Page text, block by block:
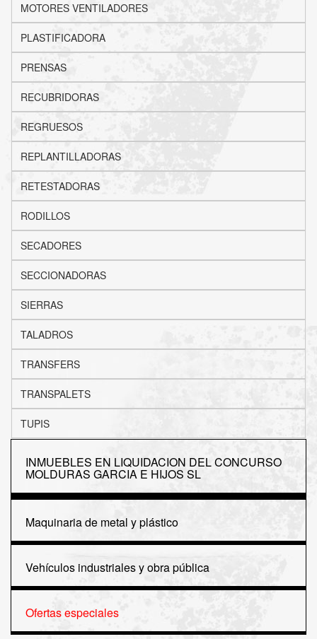
MOTORES VENTILADORES
PLASTIFICADORA
PRENSAS
RECUBRIDORAS
REGRUESOS
REPLANTILLADORAS
RETESTADORAS
RODILLOS
SECADORES
SECCIONADORAS
SIERRAS
TALADROS
TRANSFERS
TRANSPALETS
TUPIS
INMUEBLES EN LIQUIDACION DEL CONCURSO
MOLDURAS GARCIA E HIJOS SL
Maquinaria de metal y plástico
Vehículos industriales y obra pública
Ofertas especiales